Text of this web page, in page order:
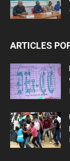
ARTICLES